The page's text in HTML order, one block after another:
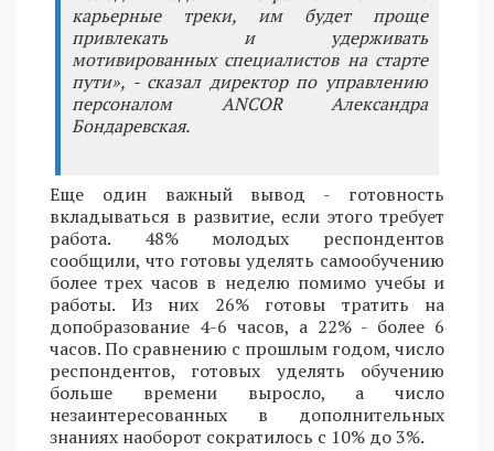
карьерные треки, им будет проще
привлекать и удерживать
мотивированных специалистов на старте
пути», - сказал директор по управлению
персоналом ANCOR Александра
Бондаревская.
Еще один важный вывод - готовность
вкладываться в развитие, если этого требует
работа. 48% молодых респондентов
сообщили, что готовы уделять самообучению
более трех часов в неделю помимо учебы и
работы. Из них 26% готовы тратить на
допобразование 4-6 часов, а 22% - более 6
часов. По сравнению с прошлым годом, число
респондентов, готовых уделять обучению
больше времени выросло, а число
незаинтересованных в дополнительных
знаниях наоборот сократилось с 10% до 3%.